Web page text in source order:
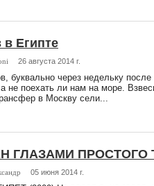
Египте
26 августа 2014 г.
буквально через недельку
не поехать ли нам на море.
в Москву сели...
ГЛАЗАМИ ПРОСТОГО
05 июня 2014 г.